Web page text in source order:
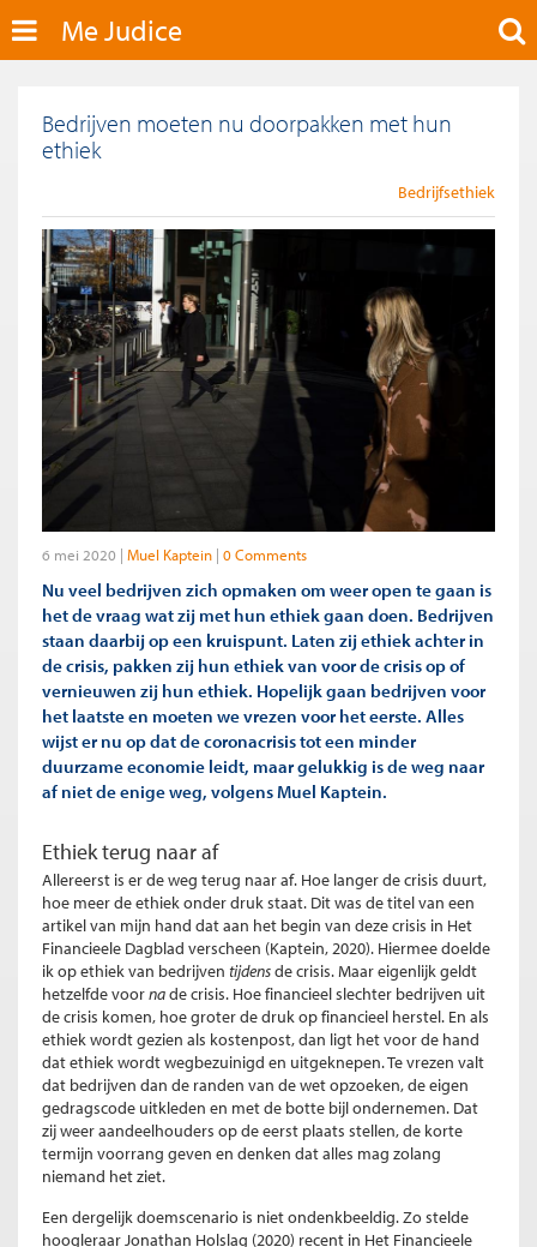
Me Judice
Bedrijven moeten nu doorpakken met hun
ethiek
Bedrijfsethiek
6 mei 2020 Muel Kaptein 0 Comments
Nu veel bedrijven zich opmaken om weer open te gaan is
het de vraag wat zij met hun ethiek gaan doen. Bedrijven
staan daarbij op een kruispunt. Laten zij ethiek achter in
de crisis, pakken zij hun ethiek van voor de crisis op of
vernieuwen zij hun ethiek. Hopelijk gaan bedrijven voor
het laatste en moeten we vrezen voor het eerste. Alles
wijst er nu op dat de coronacrisis tot een minder
duurzame economie leidt, maar gelukkig is de weg naar
af niet de enige weg, volgens Muel Kaptein.
Ethiek terug naar af
Allereerst is er de weg terug naar af. Hoe langer de crisis duurt,
hoe meer de ethiek onder druk staat. Dit was de titel van een
artikel van mijn hand dat aan het begin van deze crisis in Het
Financieele Dagblad verscheen (Kaptein, 2020). Hiermee doelde
ik op ethiek van bedrijven tijdensde crisis. Maar eigenlijk geldt
hetzelfde voornade crisis. Hoe financieel slechter bedrijven uit
de crisis komen, hoe groter de druk op financieel herstel. En als
ethiek wordt gezien als kostenpost, dan ligt het voor de hand
dat ethiek wordt wegbezuinigd en uitgeknepen. Te vrezen valt
dat bedrijven dan de randen van de wet opzoeken, de eigen
gedragscode uitkleden en met de botte bijl ondernemen. Dat
zij weer aandeelhouders op de eerst plaats stellen, de korte
termijn voorrang geven en denken dat alles mag zolang
niemand het ziet.
Een dergelijk doemscenario is niet ondenkbeeldig. Zo stelde
hoogleraar Jonathan Holslag (2020) recent in Het Financieele